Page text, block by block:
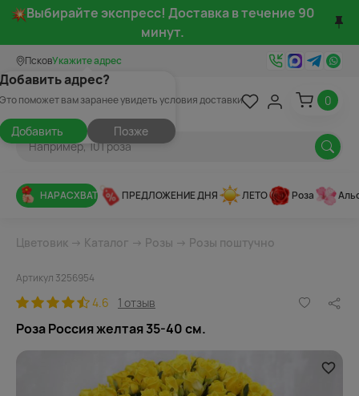
Выбирайте экспресс! Доставка в течение 90
минут.
ПсковУкажите адрес
адрес?
поможет вам заранее увидеть условия доставки
Добавить Позже
0
НАРАСХВАТ ПРЕДЛОЖЕНИЕ ДНЯ ЛЕТО Роза
Цветовик → Каталог → Розы → Розы поштучно
Артикул 3256954
4.6 1 отзыв
Роза Россия желтая 35-40 см.